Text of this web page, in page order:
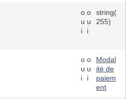
o
u
i
o
u
i
string(
255)
o
u
i
o
u
i
Modal
ité de
paiem
ent